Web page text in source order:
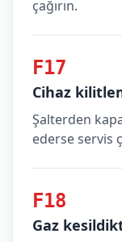
çağırın.
F17
Cihaz
Şalterden
ederse servis
F18
Gaz